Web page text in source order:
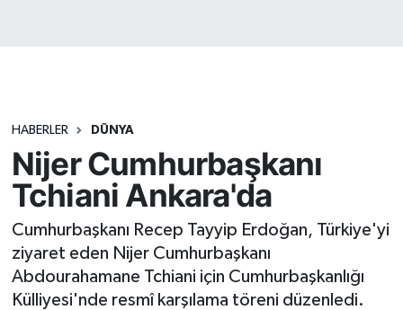
HABERLER DÜNYA
Nijer Cumhurbaşkanı
Tchiani Ankara'da
Cumhurbaşkanı Recep Tayyip Erdoğan, Türkiye'yi
ziyaret eden Nijer Cumhurbaşkanı
Abdourahamane Tchiani için Cumhurbaşkanlığı
Külliyesi'nde resmî karşılama töreni düzenledi.